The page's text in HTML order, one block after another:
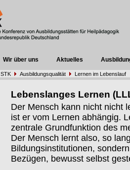
Wir über uns Aktuelles
STK Ausbildungsqualität Lernen im Lebenslauf
Lebenslanges Lernen
Der Mensch kann nicht nicht
ist er vom Lernen abhängig.
zentrale Grundfunktion des
Der Mensch lernt also, so
Bildungsinstitutionen,
Bezügen, bewusst selbst